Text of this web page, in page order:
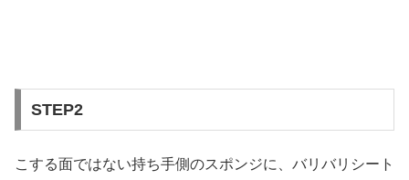
STEP2
こする面ではない持ち手側のスポンジに、バリバリシート